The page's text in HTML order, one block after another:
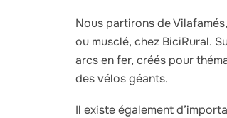
Nous partirons de
ou musclé, chez BiciRural.
arcs en fer, créés pour
des vélos géants.
Il existe également